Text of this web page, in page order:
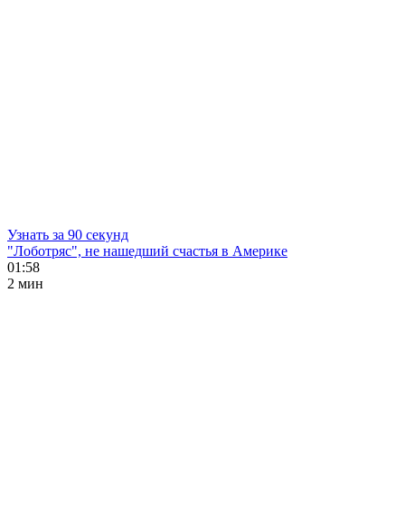
Узнать за 90 секунд
"Лоботряс", не нашедший счастья в Америке
01:58
2 мин